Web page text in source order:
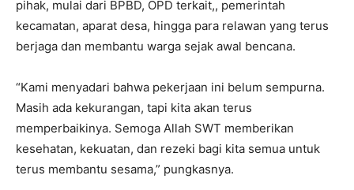
pihak, mulai dari BPBD, OPD terkait,, pemerintah
kecamatan, aparat desa, hingga para relawan yang terus
berjaga dan membantu warga sejak awal bencana.
“Kami menyadari bahwa pekerjaan ini belum sempurna.
Masih ada kekurangan, tapi kita akan terus
memperbaikinya. Semoga Allah SWT memberikan
kesehatan, kekuatan, dan rezeki bagi kita semua untuk
terus membantu sesama,” pungkasnya.